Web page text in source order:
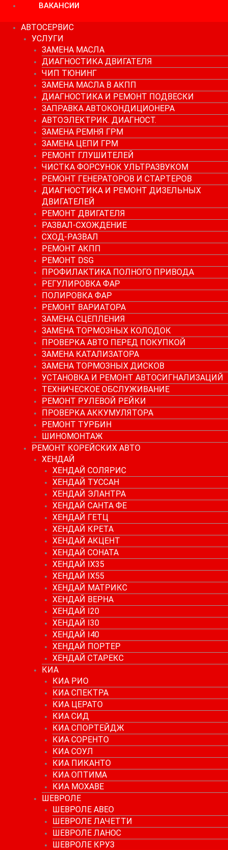
ВАКАНСИИ
АВТОСЕРВИС
УСЛУГИ
ЗАМЕНА МАСЛА
ДИАГНОСТИКА ДВИГАТЕЛЯ
ЧИП ТЮНИНГ
ЗАМЕНА МАСЛА В АКПП
ДИАГНОСТИКА И РЕМОНТ ПОДВЕСКИ
ЗАПРАВКА АВТОКОНДИЦИОНЕРА
АВТОЭЛЕКТРИК. ДИАГНОСТ.
ЗАМЕНА РЕМНЯ ГРМ
ЗАМЕНА ЦЕПИ ГРМ
РЕМОНТ ГЛУШИТЕЛЕЙ
ЧИСТКА ФОРСУНОК УЛЬТРАЗВУКОМ
РЕМОНТ ГЕНЕРАТОРОВ И СТАРТЕРОВ
ДИАГНОСТИКА И РЕМОНТ ДИЗЕЛЬНЫХ
ДВИГАТЕЛЕЙ
РЕМОНТ ДВИГАТЕЛЯ
РАЗВАЛ-СХОЖДЕНИЕ
СХОД-РАЗВАЛ
РЕМОНТ АКПП
РЕМОНТ DSG
ПРОФИЛАКТИКА ПОЛНОГО ПРИВОДА
РЕГУЛИРОВКА ФАР
ПОЛИРОВКА ФАР
РЕМОНТ ВАРИАТОРА
ЗАМЕНА СЦЕПЛЕНИЯ
ЗАМЕНА ТОРМОЗНЫХ КОЛОДОК
ПРОВЕРКА АВТО ПЕРЕД ПОКУПКОЙ
ЗАМЕНА КАТАЛИЗАТОРА
ЗАМЕНА ТОРМОЗНЫХ ДИСКОВ
УСТАНОВКА И РЕМОНТ АВТОСИГНАЛИЗАЦИЙ
ТЕХНИЧЕСКОЕ ОБСЛУЖИВАНИЕ
РЕМОНТ РУЛЕВОЙ РЕЙКИ
ПРОВЕРКА АККУМУЛЯТОРА
РЕМОНТ ТУРБИН
ШИНОМОНТАЖ
РЕМОНТ КОРЕЙСКИХ АВТО
ХЕНДАЙ
ХЕНДАЙ СОЛЯРИС
ХЕНДАЙ ТУССАН
ХЕНДАЙ ЭЛАНТРА
ХЕНДАЙ САНТА ФЕ
ХЕНДАЙ ГЕТЦ
ХЕНДАЙ КРЕТА
ХЕНДАЙ АКЦЕНТ
ХЕНДАЙ СОНАТА
ХЕНДАЙ IX35
ХЕНДАЙ IX55
ХЕНДАЙ МАТРИКС
ХЕНДАЙ ВЕРНА
ХЕНДАЙ I20
ХЕНДАЙ I30
ХЕНДАЙ I40
ХЕНДАЙ ПОРТЕР
ХЕНДАЙ СТАРЕКС
КИА
КИА РИО
КИА СПЕКТРА
КИА ЦЕРАТО
КИА СИД
КИА СПОРТЕЙДЖ
КИА СОРЕНТО
КИА СОУЛ
КИА ПИКАНТО
КИА ОПТИМА
КИА МОХАВЕ
ШЕВРОЛЕ
ШЕВРОЛЕ АВЕО
ШЕВРОЛЕ ЛАЧЕТТИ
ШЕВРОЛЕ ЛАНОС
ШЕВРОЛЕ КРУЗ